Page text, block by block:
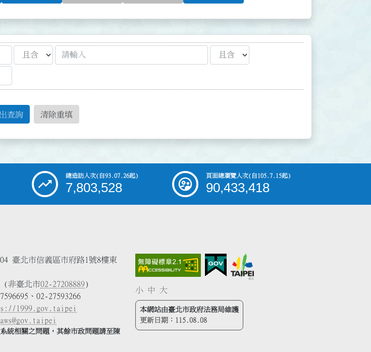
查詢 清除重填
總造訪人次(自93.07.26起)
7,803,528
頁面總瀏覽人次(自105.7.15起)
90,433,418
臺北市信義區市府路1號8樓東
(非臺北市02-27208889)
、02-27593266
1999.gov.taipei
統相關之問題，其餘市政問題請至陳
小 中 大
本網站由臺北市政府法務局維護
更新日期： 115.08.08